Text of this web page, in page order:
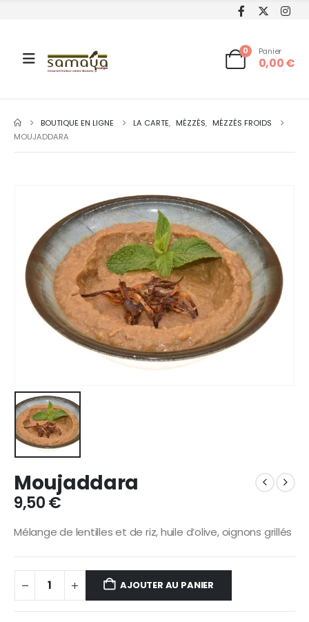
0 Panier
0,00€
BOUTIQUE EN LIGNE LA CARTE, MÉZZÉS, MÉZZÉS FROIDS
MOUJADDARA
Moujaddara
9,50€
Mélange de lentilles et de riz, huile d’olive, oignons grillés
AJOUTER AU PANIER